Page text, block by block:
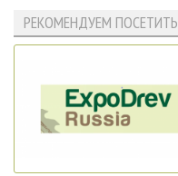
РЕКОМЕНДУЕМ ПОСЕТИТЬ